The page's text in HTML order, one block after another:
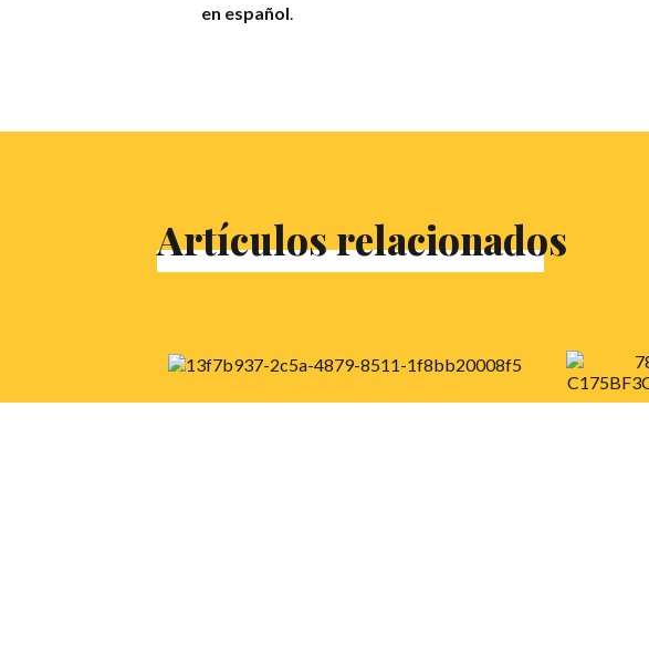
en español
Artículos relacionados